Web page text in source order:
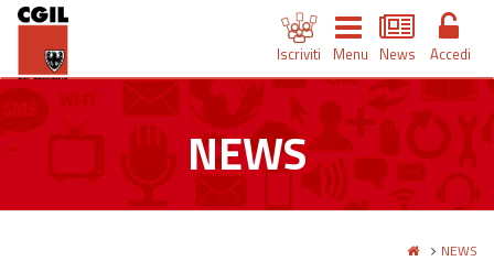
Iscriviti Menu News Accedi
NEWS
NEWS